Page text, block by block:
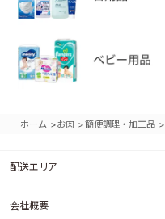
ホーム >お肉 >簡便調理・加工品 >
配送エリア
会社概要